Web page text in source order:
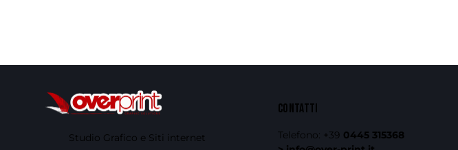
Studio Grafico e Siti internet
CONTATTI
Telefono: +39 0445 315368